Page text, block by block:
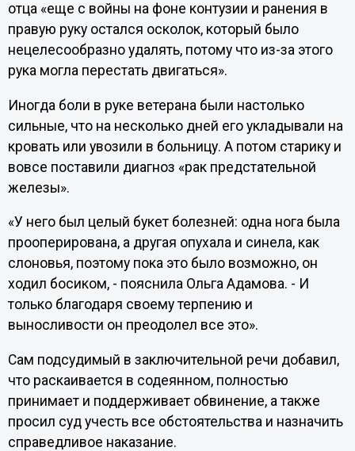
отца «еще с войны на фоне контузии и ранения в
правую руку остался осколок, который было
нецелесообразно удалять, потому что из-за этого
рука могла перестать двигаться».
Иногда боли в руке ветерана были настолько
сильные, что на несколько дней его укладывали на
кровать или увозили в больницу. А потом старику и
вовсе поставили диагноз «рак предстательной
железы».
«У него был целый букет болезней: одна нога была
прооперирована, а другая опухала и синела, как
слоновья, поэтому пока это было возможно, он
ходил босиком, - пояснила Ольга Адамова. - И
только благодаря своему терпению и
выносливости он преодолел все это».
Сам подсудимый в заключительной речи добавил,
что раскаивается в содеянном, полностью
принимает и поддерживает обвинение, а также
просил суд учесть все обстоятельства и назначить
справедливое наказание.